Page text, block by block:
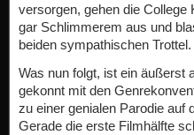
versorgen, gehen die College
gar Schlimmerem aus und
beiden sympathischen Trottel.
Was nun folgt, ist ein äußerst
gekonnt mit den
zu einer genialen Parodie auf
Gerade die erste Filmhälfte